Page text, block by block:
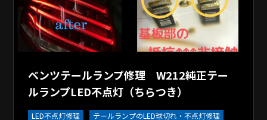
ベンツテールランプ修理 W212純正テー
ルランプLED不点灯（ちらつき）
LED不点灯修理 テールランプのLED球切れ・不点灯修理